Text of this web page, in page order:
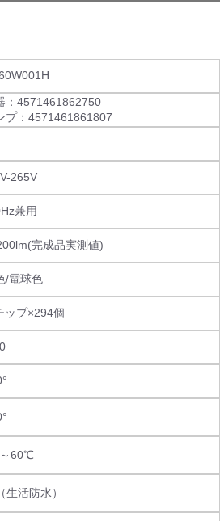
：4571461862750
プ：4571461861807
265V
兼用
完成品実測値)
/電球色
ップ×294個
60℃
生活防水）